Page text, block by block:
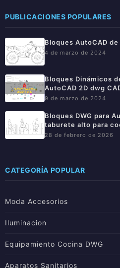
PUBLICACIONES POPULARES
Bloques AutoCAD
4 de marzo de 2024
Bloques Dinámicos
AutoCAD 2D dwg
9 de marzo de 2024
Bloques DWG para
taburete alto para
28 de febrero de 2026
CATEGORÍA POPULAR
Moda Accesorios
Iluminacion
Equipamiento Cocina DWG
Aparatos Sanitarios